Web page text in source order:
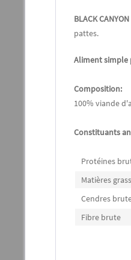
BLACK
pattes.
Aliment simple
Composition:
100% viande
Constituants
Protéines
Matières
Cendres
Fibre brute